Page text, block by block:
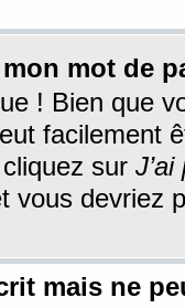
mon mot de
! Bien que
facilement
sur
vous devriez
mais ne